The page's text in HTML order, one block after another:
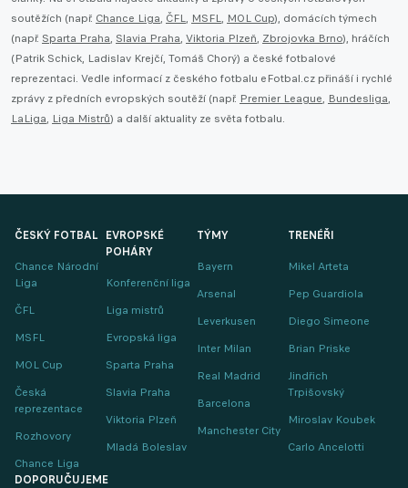
soutěžích (např. Chance Liga, ČFL, MSFL, MOL Cup), domácích týmech
(např. Sparta Praha, Slavia Praha, Viktoria Plzeň, Zbrojovka Brno), hráčích
(Patrik Schick, Ladislav Krejčí, Tomáš Chorý) a české fotbalové
reprezentaci. Vedle informací z českého fotbalu eFotbal.cz přináší i rychlé
zprávy z předních evropských soutěží (např. Premier League, Bundesliga,
LaLiga, Liga Mistrů) a další aktuality ze světa fotbalu.
ČESKÝ FOTBAL
Chance Národní
Liga
ČFL
MSFL
MOL Cup
Česká
reprezentace
Rozhovory
Chance Liga
EVROPSKÉ
POHÁRY
Konferenční liga
Liga mistrů
Evropská liga
Sparta Praha
Slavia Praha
Viktoria Plzeň
Mladá Boleslav
TÝMY
Bayern
Arsenal
Leverkusen
Inter Milan
Real Madrid
Barcelona
Manchester City
TRENÉŘI
Mikel Arteta
Pep Guardiola
Diego Simeone
Brian Priske
Jindřich
Trpišovský
Miroslav Koubek
Carlo Ancelotti
DOPORUČUJEME